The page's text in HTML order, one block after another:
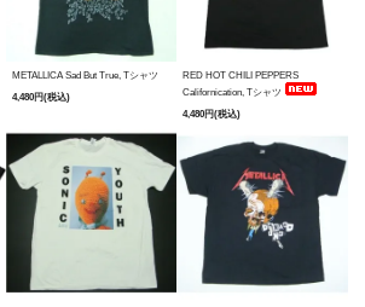
METALLICA Sad But True, Tシャツ
4,480円(税込)
RED HOT CHILI PEPPERS
Californication, Tシャツ
4,480円(税込)